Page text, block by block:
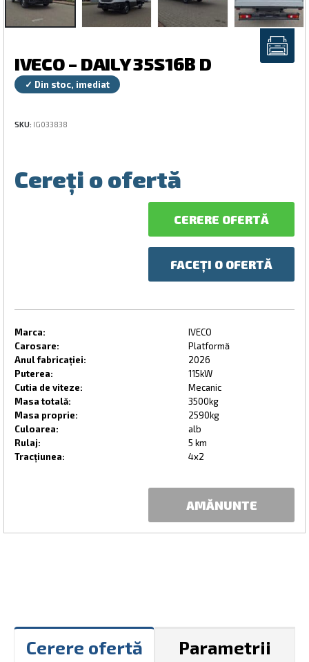
IVECO – DAILY 35S16B D
✓ Din stoc, imediat
SKU: IG033838
Cereți o ofertă
CERERE OFERTĂ
FACEȚI O OFERTĂ
Marca:
IVECO
Carosare:
Platformă
Anul fabricației:
2026
Puterea:
115kW
Cutia de viteze:
Mecanic
Masa totală:
3500kg
Masa proprie:
2590kg
Culoarea:
alb
Rulaj:
5 km
Tracțiunea:
4x2
AMĂNUNTE
Cerere ofertă
Parametrii